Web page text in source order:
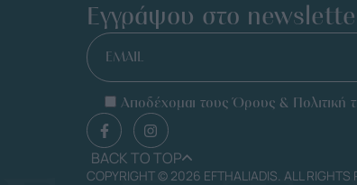
Εγγράψου στο
EMAIL
Αποδέχομαι τους Όρους & Πολιτική
BACK TO TOP
COPYRIGHT © 2026 EFTHALIADIS. ALL RIGHTS